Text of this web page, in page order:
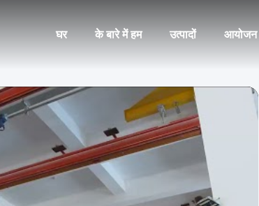
घर के बारे में हम उत्पादों आयोजन